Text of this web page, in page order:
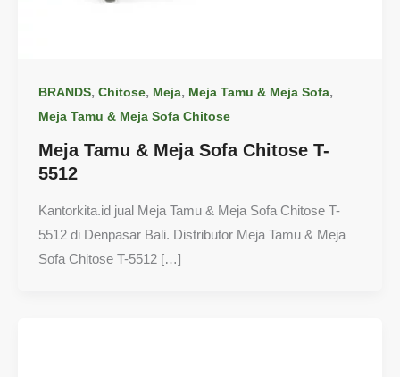
BRANDS, Chitose, Meja, Meja Tamu & Meja Sofa,
Meja Tamu & Meja Sofa Chitose
Meja Tamu & Meja Sofa Chitose T-
5512
Kantorkita.id jual Meja Tamu & Meja Sofa Chitose T-
5512 di Denpasar Bali. Distributor Meja Tamu & Meja
Sofa Chitose T-5512 […]